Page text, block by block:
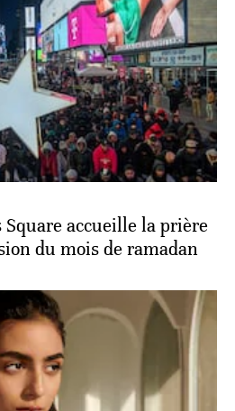
accueille la prière
du mois de ramadan